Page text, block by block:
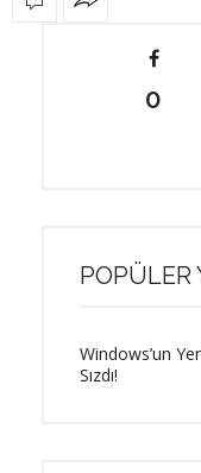
0
POPÜLER
Windows’un
Sızdı!